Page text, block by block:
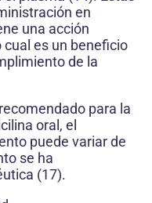
en
una acción
es un beneficio
de la
para la
oral, el
puede variar de
se ha
(17).